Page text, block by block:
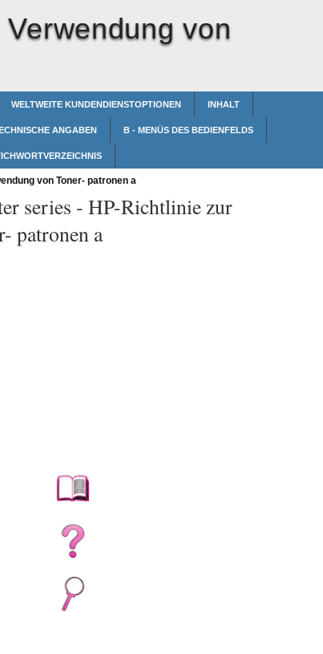
von
WELTWEITE KUNDENDIENSTOPTIONEN INHALT
ANGABEN B - MENÜS DES BEDIENFELDS
von Toner- patronen a
series - HP-Richtlinie zur
patronen a